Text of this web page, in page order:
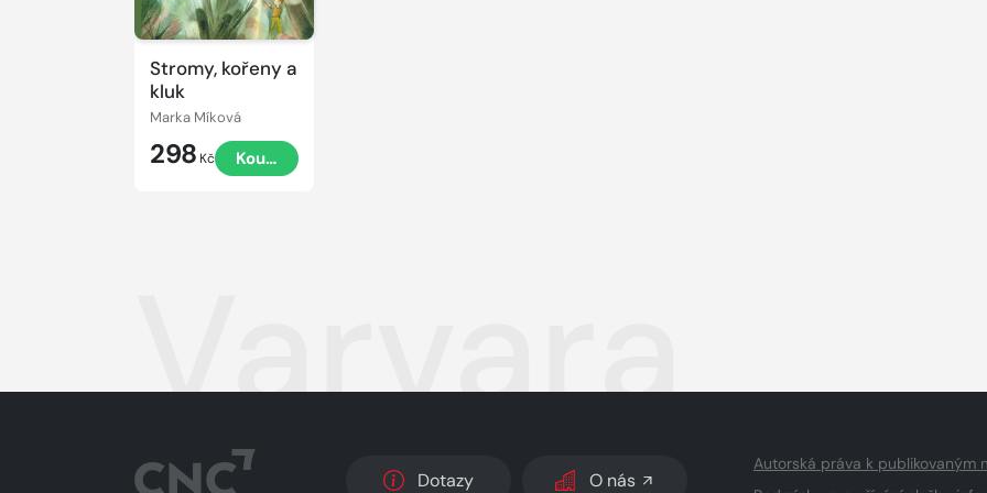
Stromy, kořeny a
kluk
Marka Míková
298 Kč Koupit
Varvara
Dotazy O nás
Autorská práva k publikovaným